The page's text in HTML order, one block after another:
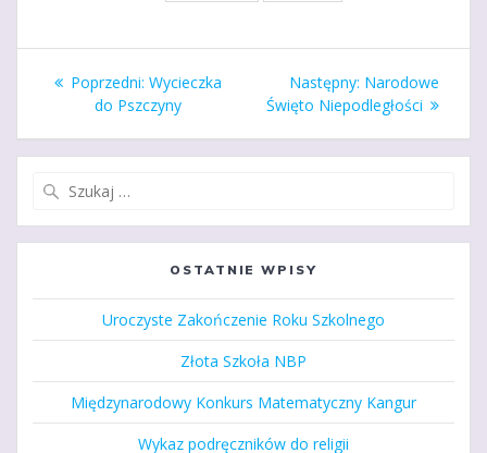
Nawigacja
wpisu
Poprzedni: Poprzedni
wpis:
Wycieczka
do Pszczyny
Następny: Następny
wpis:
Narodowe
Święto Niepodległości
OSTATNIE WPISY
Uroczyste Zakończenie Roku Szkolnego
Złota Szkoła NBP
Międzynarodowy Konkurs Matematyczny Kangur
Wykaz podręczników do religii